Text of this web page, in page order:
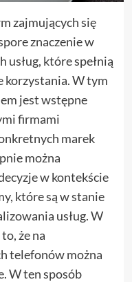
zajmujących się
znaczenie w
usług, które spełnią
korzystania. W tym
jest wstępne
firmami
marek
można
w kontekście
które są w stanie
usług. W
że na
telefonów można
W ten sposób